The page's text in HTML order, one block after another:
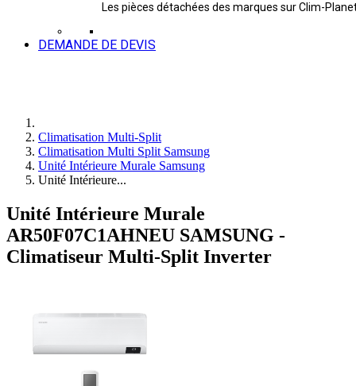
Les pièces détachées des marques sur Clim-
DEMANDE DE DEVIS
Climatisation Multi-Split
Climatisation Multi Split Samsung
Unité Intérieure Murale Samsung
Unité Intérieure...
Unité Intérieure Murale
AR50F07C1AHNEU SAMSUNG -
Climatiseur Multi-Split Inverter